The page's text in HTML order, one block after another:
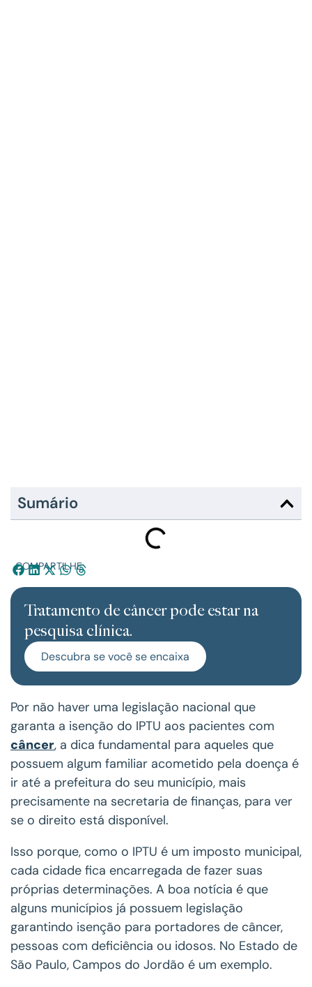
Sumário
COMPARTILHE:
Tratamento de câncer pode estar na
pesquisa clínica.
Descubra se você se encaixa
Por não haver uma legislação nacional que
garanta a isenção do IPTU aos pacientes com
câncer, a dica fundamental para aqueles que
possuem algum familiar acometido pela doença é
ir até a prefeitura do seu município, mais
precisamente na secretaria de finanças, para ver
se o direito está disponível.
Isso porque, como o IPTU é um imposto municipal,
cada cidade fica encarregada de fazer suas
próprias determinações. A boa notícia é que
alguns municípios já possuem legislação
garantindo isenção para portadores de câncer,
pessoas com deficiência ou idosos. No Estado de
São Paulo, Campos do Jordão é um exemplo.